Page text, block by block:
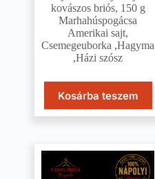
kovászos briós, 150 g
Marhahúspogácsa
Amerikai sajt,
Csemegeuborka ,Hagyma
,Házi szósz
Kosárba teszem